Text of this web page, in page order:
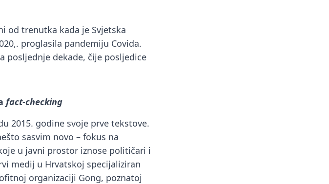
od trenutka kada je Svjetska
proglasila pandemiju Covida.
posljednje dekade, čije posljedice
fact-checking
2015. godine svoje prve tekstove.
sasvim novo – fokus na
u javni prostor iznose političari i
medij u Hrvatskoj specijaliziran
organizaciji Gong, poznatoj